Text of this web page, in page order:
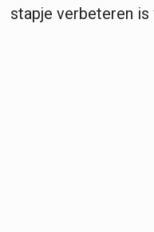
stapje verbeteren